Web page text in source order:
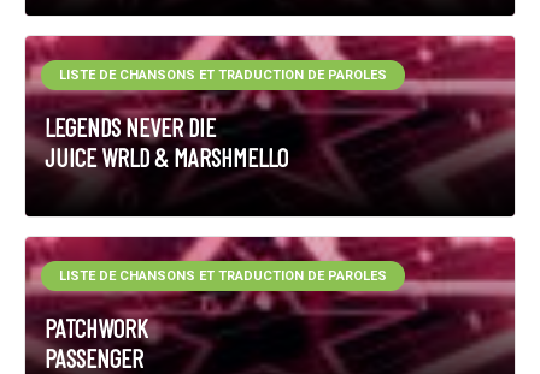
LEGENDS NEVER DIE
JUICE WRLD & MARSHMELLO
LISTE DE CHANSONS ET TRADUCTION DE PAROLES
PATCHWORK
PASSENGER
LISTE DE CHANSONS ET TRADUCTION DE PAROLES